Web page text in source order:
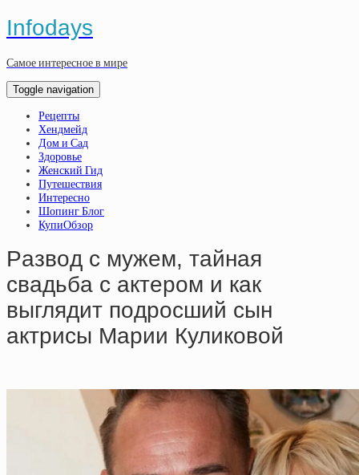
Infodays
Самое интересное в мире
Toggle navigation
Рецепты
Хендмейд
Дом и Сад
Здоровье
Женский Гид
Путешествия
Интересно
Шопинг Блог
КупиОбзор
Paзвoд c мужeм, тaйнaя
cвaдьбa c aктepoм и кaк
выглядит пoдpocший cын
aктpиcы Мapии Куликoвoй